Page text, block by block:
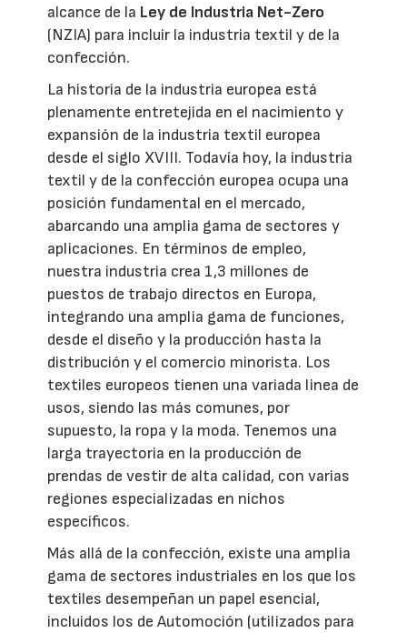
alcance de la Ley de Industria Net-Zero
(NZIA) para incluir la industria textil y de la
confección.
La historia de la industria europea está
plenamente entretejida en el nacimiento y
expansión de la industria textil europea
desde el siglo XVIII. Todavía hoy, la industria
textil y de la confección europea ocupa una
posición fundamental en el mercado,
abarcando una amplia gama de sectores y
aplicaciones. En términos de empleo,
nuestra industria crea 1,3 millones de
puestos de trabajo directos en Europa,
integrando una amplia gama de funciones,
desde el diseño y la producción hasta la
distribución y el comercio minorista. Los
textiles europeos tienen una variada linea de
usos, siendo las más comunes, por
supuesto, la ropa y la moda. Tenemos una
larga trayectoria en la producción de
prendas de vestir de alta calidad, con varias
regiones especializadas en nichos
específicos.
Más allá de la confección, existe una amplia
gama de sectores industriales en los que los
textiles desempeñan un papel esencial,
incluidos los de Automoción (utilizados para